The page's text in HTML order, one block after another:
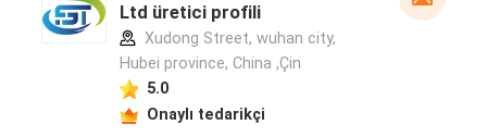
Ltd üretici profili
Xudong Street, wuhan city,
Hubei province, China ,Çin
5.0
Onaylı tedarikçi